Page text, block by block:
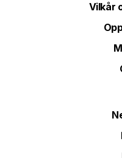
Vilkår